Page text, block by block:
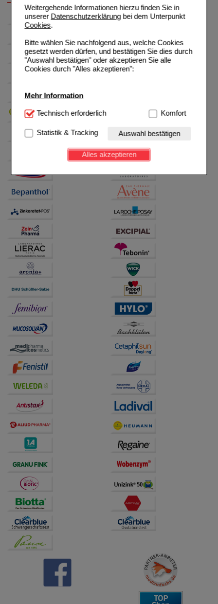
Weitergehende Informationen hierzu finden Sie in
unserer Datenschutzerklärungbei dem Unterpunkt
Cookies.
Bitte wählen Sie nachfolgend aus, welche Cookies
gesetzt werden dürfen, und bestätigen Sie dies durch
"Auswahl bestätigen" oder akzeptieren Sie alle
Cookies durch "Alles akzeptieren":
Mehr Information
Technisch Notwendig:Hierbei handelt es sich um
Website notwendig sind (z.B. Navigation, Warenkorb,
Kundenkonto), weshalb auf diese nicht verzichtet
werden kann.
Einkaufserlebnis noch ansprechender zu gestalten,
Besuchers oder unsere Seite an bevorzugte
Verhaltensweisen (z.B. Spracheinstellung)
anzupassen. Komfort-Cookies ermöglichen es uns
auch auf Ihre Bedürfnisse zugeschrittene Inhalte
anzuzeigen und unser Partnerprogramm zu
betreiben.
Statistik & Tracking:
Hierüber lassen sich
Informationen über die Art und Weise der Nutzung
unserer Website sammeln, mit deren Hilfe wir unsere
Website weiter für Sie optimieren können, den Inhalt
auf unserer Website aber auch die Werbung auf
Drittseiten möglichst relevant für Sie zu gestalten.
Bitte beachten Sie, dass Daten hierfür teilweise an
Dritte wie z.B. Google oder soziale Medien
übertragen werden.
Technisch erforderlich Komfort
Statistik & Tracking Auswahl bestätigen
Alles akzeptieren